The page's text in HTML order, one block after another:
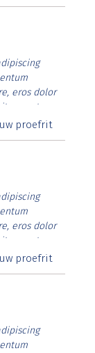
eros dolor
erat.
lorem
proefrit
eros dolor
erat.
lorem
proefrit